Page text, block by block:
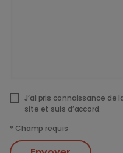
J’ai pris connaissance de
site et suis d’accord.
* Champ requis